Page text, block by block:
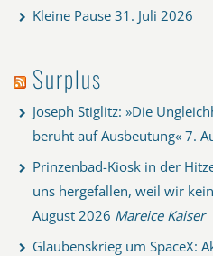
Kleine Pause 31. Juli 2026
Surplus
Joseph Stiglitz: »Die
beruht auf Ausbeutung« 7.
Prinzenbad-Kiosk in der
uns hergefallen, weil wir
August 2026 Mareice Kaiser
Glaubenskrieg um SpaceX: